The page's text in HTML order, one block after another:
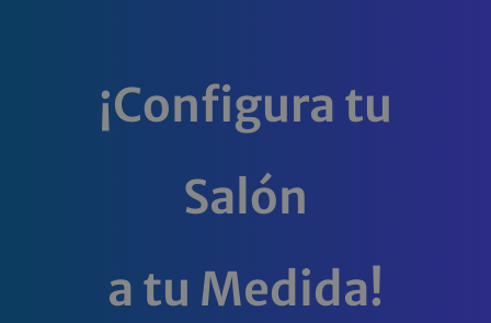
¡Configura tu
Salón
a tu Medida!